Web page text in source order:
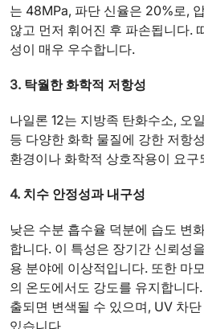
는 48MPa, 파단 신율은 20%로,
않고 먼저 휘어진 후 파손됩니다.
성이 매우 우수합니다.
3. 탁월한 화학적 저항성
나일론 12는 지방족 탄화수소, 오
등 다양한 화학 물질에 강한 저항
환경이나 화학적 상호작용이 요
4. 치수 안정성과 내구성
낮은 수분 흡수율 덕분에 습도 변
합니다. 이 특성은 장기간 신뢰성
용 분야에 이상적입니다. 또한 마
의 온도에서도 강도를 유지합니
출되면 변색될 수 있으며, UV 차
있습니다.